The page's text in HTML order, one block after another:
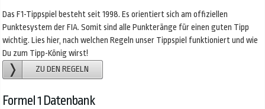
Das F1-Tippspiel besteht seit 1998. Es orientiert sich am offiziellen
Punktesystem der FIA. Somit sind alle Punkteränge für einen guten Tipp
wichtig. Lies hier, nach welchen Regeln unser Tippspiel funktioniert und wie
Du zum Tipp-König wirst!
ZU DEN REGELN
Formel 1 Datenbank